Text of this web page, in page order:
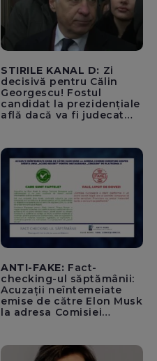
STIRILE KANAL D: Zi
decisivă pentru Călin
Georgescu! Fostul
candidat la prezidențiale
află dacă va fi judecat
ANTI-FAKE: Fact-
checking-ul săptămânii:
Acuzații neîntemeiate
emise de către Elon Musk
la adresa Comisiei
pentru instaurarea
„cenzurii” pe platforma X